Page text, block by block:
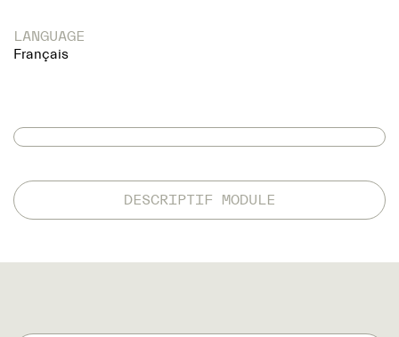
LANGUAGE
Français
DESCRIPTIF MODULE